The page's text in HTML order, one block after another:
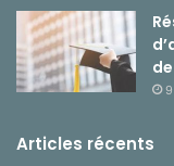
Articles récents